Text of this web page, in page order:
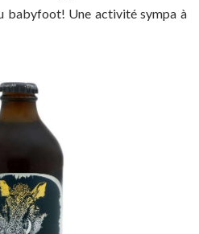
babyfoot! Une activité sympa à